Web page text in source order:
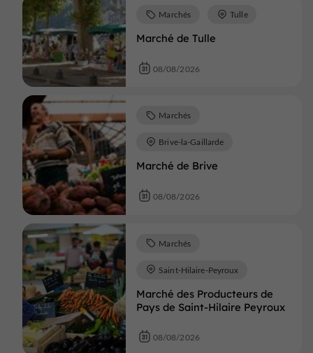
Marché de Tulle
Marchés Tulle
08/08/2026
Marché de Brive
Marchés
Brive-la-Gaillarde
08/08/2026
Marché des Producteurs de
Pays de Saint-Hilaire Peyroux
Marchés
Saint-Hilaire-Peyroux
08/08/2026